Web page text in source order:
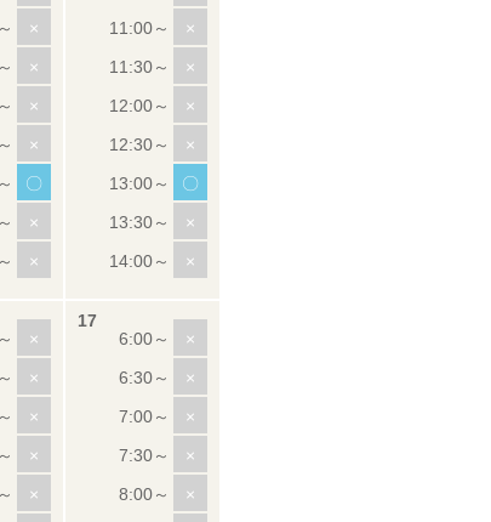
×
×
×
×
〇
×
×
×
×
×
×
〇
×
×
×
×
×
×
×
×
×
×
×
×